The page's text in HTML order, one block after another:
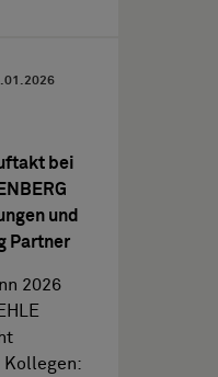
bei
und
Partner
2026
Kollegen: